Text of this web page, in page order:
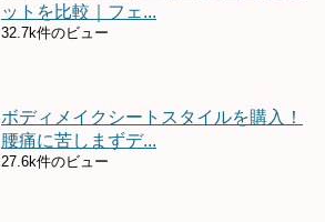
ットを比較｜フェ...
32.7k件のビュー
ボディメイクシートスタイルを購入！
腰痛に苦しまずデ...
27.6k件のビュー